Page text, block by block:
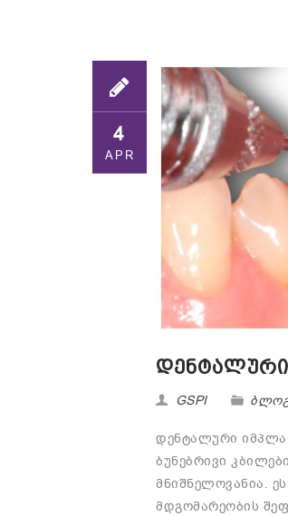
4
APR
დენტალური
GSPI
დენტალური
ბუნებრივი კბილები
მნიშნელოვანია. ეს
მდგომარეობის